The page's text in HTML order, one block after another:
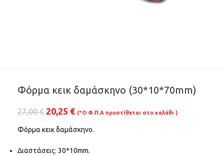
Φόρμα κεικ δαμάσκηνο (30*10*70mm)
27,00€ 20,25 € (*Ο Φ.Π.Α προστίθεται στο καλάθι )
Φόρμα κεικ δαμάσκηνο.
Διαστάσεις: 30*10mm.